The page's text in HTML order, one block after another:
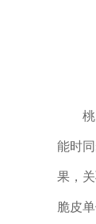
能时
果，
脆皮